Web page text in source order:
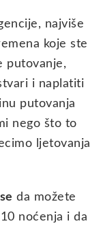
najviše
koje ste
putovanje,
i naplatiti
putovanja
nego što to
ljetovanja
da možete
noćenja i da